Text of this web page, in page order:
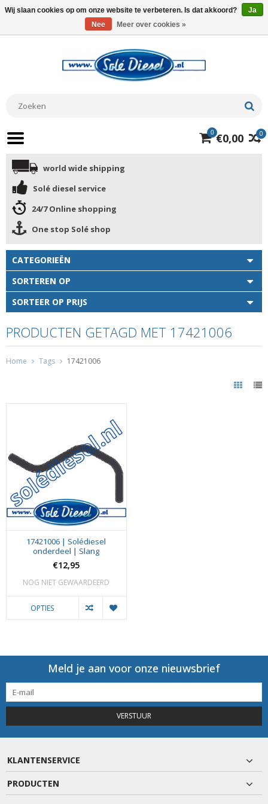
0
0 €0,00
world wide shipping
Solé diesel service
24/7 Online shopping
One stop Solé shop
CATEGORIEËN
SORTEREN OP
SORTEER OP PRIJS
PRODUCTEN GETAGD MET 17421006
Home Tags 17421006
17421006 | Solédiesel
onderdeel | Slang
€12,95
NOG NIET GEWAARDEERD
OPTIES
Meld je aan voor onze nieuwsbrief
VERSTUUR
KLANTENSERVICE
PRODUCTEN
Wij slaan cookies op om onze website te verbeteren. Is dat akkoord?
Ja
Nee
Meer over cookies »